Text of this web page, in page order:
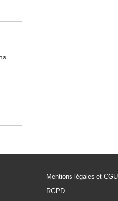
Mentions légales et CGU
RGPD